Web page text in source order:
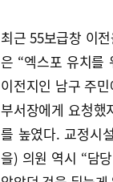
최근 55보급창 이
은 “엑스포 유치를
이전지인 남구 주
부서장에게 요청했
를 높였다. 교정시
을) 의원 역시 “담